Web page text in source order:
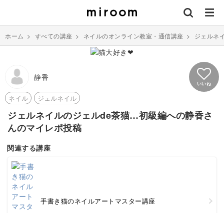
ホーム > すべての講座 > ネイルのオンライン教室・通信講座 > ジェルネ
静香
いいね
ネイル ジェルネイル
ジェルネイルのジェルde茶猫…初級編への静香さ
んのマイレポ投稿
関連する講座
手書き猫のネイルアートマスター講座